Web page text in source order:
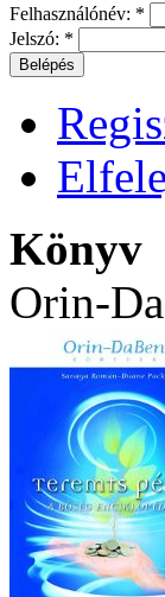
Felhasználónév: *
Jelszó: *
Könyv
Orin-